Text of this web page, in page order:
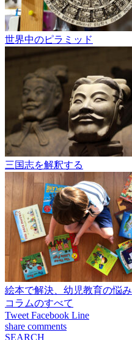
世界中のピラミッド
三国志を解釈する
絵本で解決、幼児教育の悩み
コラムのすべて
Tweet Facebook Line
share comments
SEARCH